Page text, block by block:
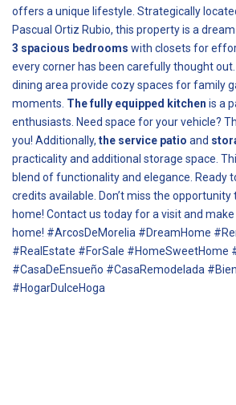
offers a unique lifestyle. Strategically
Pascual Ortiz Rubio, this property is a
3 spacious bedrooms with closets for
every corner has been carefully thought
dining area provide cozy spaces for family
moments. The fully equipped kitchen is a
enthusiasts. Need space for your vehicle?
you! Additionally, the service patio and
practicality and additional storage space.
blend of functionality and elegance. Ready
credits available. Don’t miss the opportunity
home! Contact us today for a visit and
home! #ArcosDeMorelia #DreamHome
#RealEstate #ForSale #HomeSweetHome
#CasaDeEnsueño #CasaRemodelada
#HogarDulceHoga